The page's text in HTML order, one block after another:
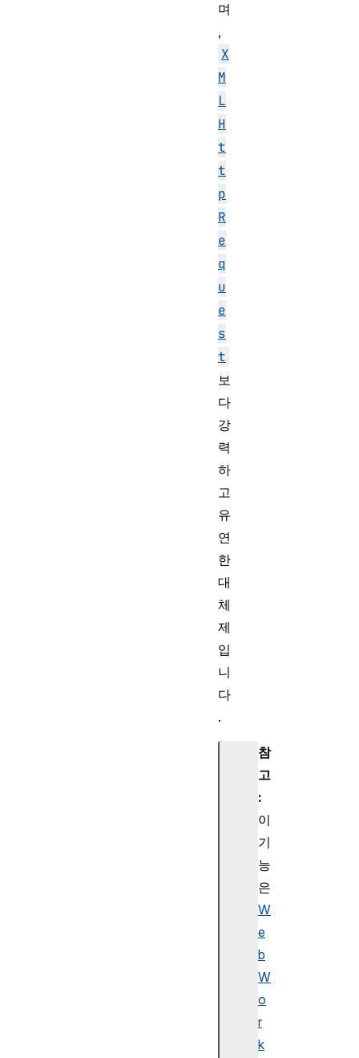
며
,
X
M
L
H
t
t
p
R
e
q
u
e
s
t
보
다
강
력
하
고
유
연
한
대
체
제
입
니
다
.
참
고
:
이
기
능
은
W
e
b
W
o
r
k